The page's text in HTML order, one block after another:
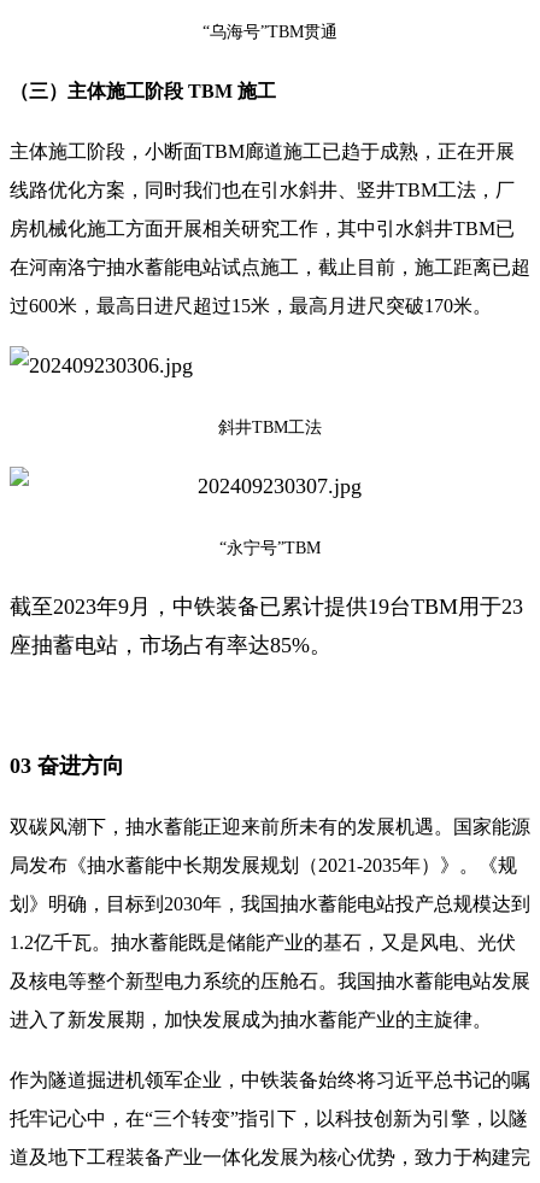
“乌海号”TBM贯通
（三）主体施工阶段 TBM 施工
主体施工阶段，小断面TBM廊道施工已趋于成熟，正在开展
线路优化方案，同时我们也在引水斜井、竖井TBM工法，厂
房机械化施工方面开展相关研究工作，其中引水斜井TBM已
在河南洛宁抽水蓄能电站试点施工，截止目前，施工距离已超
过600米，最高日进尺超过15米，最高月进尺突破170米。
斜井TBM工法
“永宁号”TBM
截至2023年9月，中铁装备已累计提供19台TBM用于23
座抽蓄电站，市场占有率达85%。
03 奋进方向
双碳风潮下，抽水蓄能正迎来前所未有的发展机遇。国家能源
局发布《抽水蓄能中长期发展规划（2021-2035年）》。《规
划》明确，目标到2030年，我国抽水蓄能电站投产总规模达到
1.2亿千瓦。抽水蓄能既是储能产业的基石，又是风电、光伏
及核电等整个新型电力系统的压舱石。我国抽水蓄能电站发展
进入了新发展期，加快发展成为抽水蓄能产业的主旋律。
作为隧道掘进机领军企业，中铁装备始终将习近平总书记的嘱
托牢记心中，在“三个转变”指引下，以科技创新为引擎，以隧
道及地下工程装备产业一体化发展为核心优势，致力于构建完